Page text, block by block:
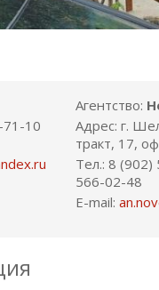
71-10
Агентство:
Адрес: г.
тракт, 17,
Тел.: 8
566-02-48
E-mail: